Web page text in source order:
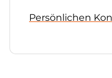
Persönlichen